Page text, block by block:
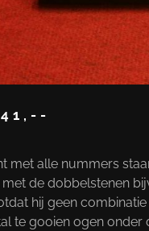
met alle nummers
de dobbelstenen
hij geen
te gooien ogen